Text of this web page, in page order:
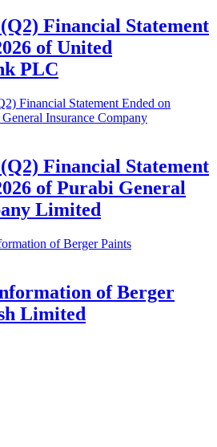
Financial Statement
of United
PLC
Financial Statement
of Purabi General
Limited
of Berger
Limited